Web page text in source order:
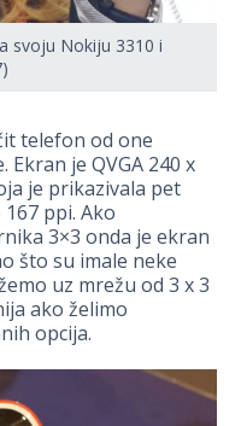
svoju Nokiju 3310 i
telefon od one
je QVGA 240 x
je prikazivala pet
ppi. Ako
3×3 onda je ekran
što su imale neke
uz mrežu od 3 x 3
ako želimo
opcija.